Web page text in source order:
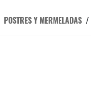
POSTRES Y MERMELADAS /